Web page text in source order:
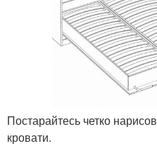
Постарайтесь четко
кровати.